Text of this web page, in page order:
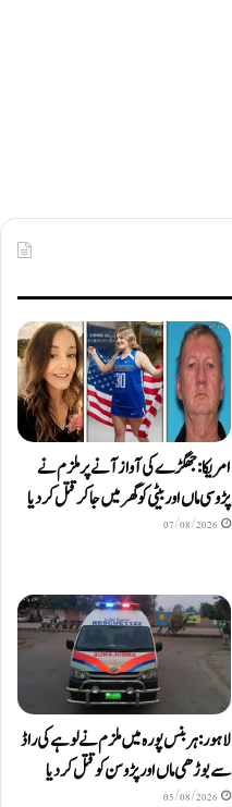
امریکا: جھگڑے کی آواز آنے پر ملزم نے
پڑوسی ماں اور بیٹی کو گھر میں جا کر قتل کر دیا
07/08/2026
لاہور: ہربنس پورہ میں ملزم نے لوہے کی راڈ
سے بوڑھی ماں اور پڑوسن کو قتل کر دیا
05/08/2026